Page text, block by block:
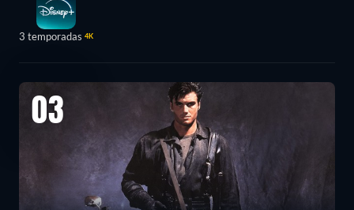
3 temporadas 4K
03